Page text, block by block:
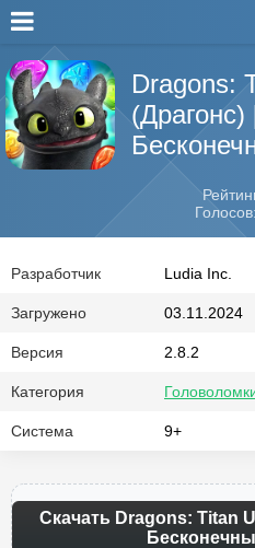
Dragons:
Разработчик Ludia Inc.
Загружено 03.11.2024
Версия 2.8.2
Категория
Система 9+
Скачать Dragons: Titan